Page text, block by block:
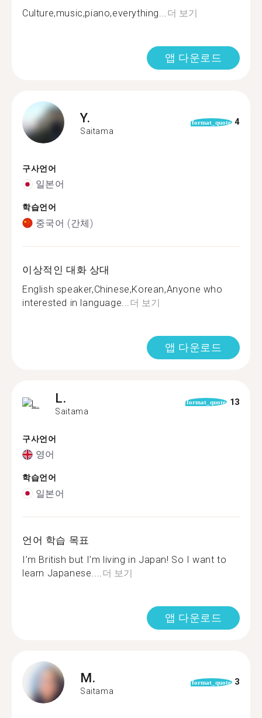
Culture,music,piano,everything... 더 보기
앱 다운로드
Y.
Saitama
format_quote 4
구사언어
일본어
학습언어
중국어 (간체)
이상적인 대화 상대
English speaker,Chinese,Korean,Anyone who
interested in language... 더 보기
앱 다운로드
L.
Saitama
format_quote 13
구사언어
영어
학습언어
일본어
언어 학습 목표
I’m British but I’m living in Japan! So I want to
learn Japanese.... 더 보기
앱 다운로드
M.
Saitama
format_quote 3